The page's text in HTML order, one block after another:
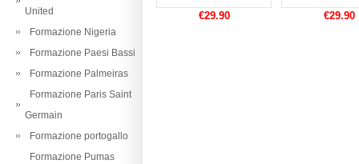
United
Formazione Nigeria
Formazione Paesi Bassi
Formazione Palmeiras
Formazione Paris Saint
Germain
Formazione portogallo
Formazione Pumas
€29.90 €29.90